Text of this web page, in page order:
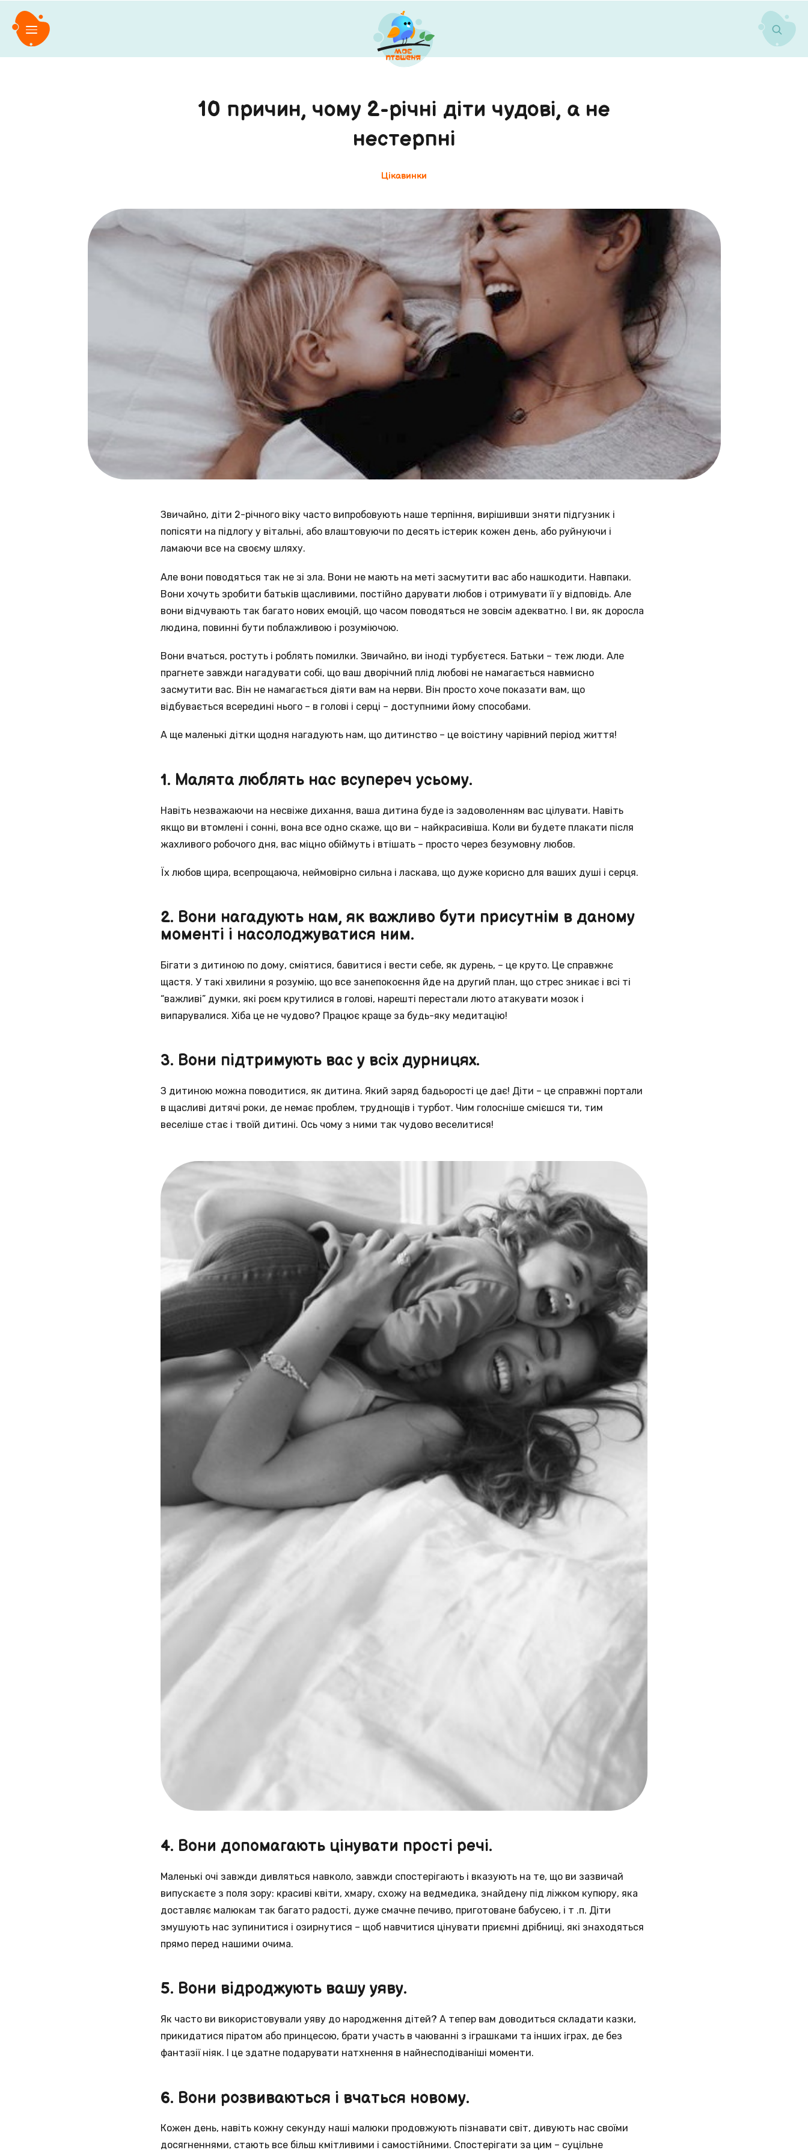
10 причин, чому 2-річні діти чудові, а не
нестерпні
Цікавинки
Звичайно, діти 2-річного віку часто випробовують наше терпіння, вирішивши зняти підгузник і
попісяти на підлогу у вітальні, або влаштовуючи по десять істерик кожен день, або руйнуючи і
ламаючи все на своєму шляху.
Але вони поводяться так не зі зла. Вони не мають на меті засмутити вас або нашкодити. Навпаки.
Вони хочуть зробити батьків щасливими, постійно дарувати любов і отримувати її у відповідь. Але
вони відчувають так багато нових емоцій, що часом поводяться не зовсім адекватно. І ви, як доросла
людина, повинні бути поблажливою і розуміючою.
Вони вчаться, ростуть і роблять помилки. Звичайно, ви іноді турбуєтеся. Батьки – теж люди. Але
прагнете завжди нагадувати собі, що ваш дворічний плід любові не намагається навмисно
засмутити вас. Він не намагається діяти вам на нерви. Він просто хоче показати вам, що
відбувається всередині нього – в голові і серці – доступними йому способами.
А ще маленькі дітки щодня нагадують нам, що дитинство – це воістину чарівний період життя!
1. Малята люблять нас всупереч усьому.
Навіть незважаючи на несвіже дихання, ваша дитина буде із задоволенням вас цілувати. Навіть
якщо ви втомлені і сонні, вона все одно скаже, що ви – найкрасивіша. Коли ви будете плакати після
жахливого робочого дня, вас міцно обіймуть і втішать – просто через безумовну любов.
Їх любов щира, всепрощаюча, неймовірно сильна і ласкава, що дуже корисно для ваших душі і серця.
2. Вони нагадують нам, як важливо бути присутнім в даному
моменті і насолоджуватися ним.
Бігати з дитиною по дому, сміятися, бавитися і вести себе, як дурень, – це круто. Це справжнє
щастя. У такі хвилини я розумію, що все занепокоєння йде на другий план, що стрес зникає і всі ті
“важливі” думки, які роєм крутилися в голові, нарешті перестали люто атакувати мозок і
випарувалися. Хіба це не чудово? Працює краще за будь-яку медитацію!
3. Вони підтримують вас у всіх дурницях.
З дитиною можна поводитися, як дитина. Який заряд бадьорості це дає! Діти – це справжні портали
в щасливі дитячі роки, де немає проблем, труднощів і турбот. Чим голосніше смієшся ти, тим
веселіше стає і твоїй дитині. Ось чому з ними так чудово веселитися!
4. Вони допомагають цінувати прості речі.
Маленькі очі завжди дивляться навколо, завжди спостерігають і вказують на те, що ви зазвичай
випускаєте з поля зору: ​​красиві квіти, хмару, схожу на ведмедика, знайдену під ліжком купюру, яка
доставляє малюкам так багато радості, дуже смачне печиво, приготоване бабусею, і т .п. Діти
змушують нас зупинитися і озирнутися – щоб навчитися цінувати приємні дрібниці, які знаходяться
прямо перед нашими очима.
5. Вони відроджують вашу уяву.
Як часто ви використовували уяву до народження дітей? А тепер вам доводиться складати казки,
прикидатися піратом або принцесою, брати участь в чаюванні з іграшками та інших іграх, де без
фантазії ніяк. І це здатне подарувати натхнення в найнесподіваніші моменти.
6. Вони розвиваються і вчаться новому.
Кожен день, навіть кожну секунду наші малюки продовжують пізнавати світ, дивують нас своїми
досягненнями, стають все більш кмітливими і самостійними. Спостерігати за цим – суцільне